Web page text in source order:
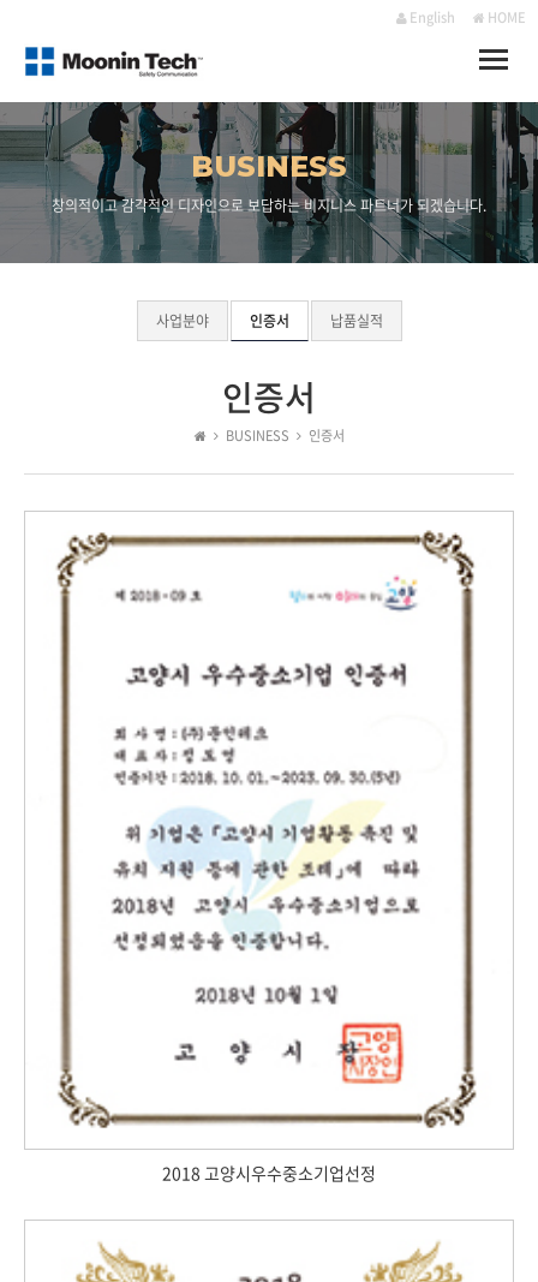
English HOME
Toggle
BUSINESS
창의적이고 감각적인 디자인으로 보답하는 비지니스 파트너가 되겠습니다.
사업분야 인증서 납품실적
인증서
BUSINESS 인증서
2018 고양시우수중소기업선정